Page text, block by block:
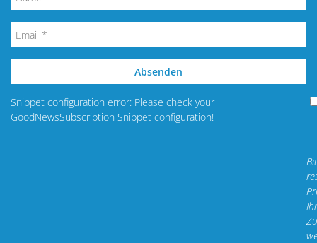
Absenden
Snippet configuration error: Please check your
GoodNewsSubscription Snippet configuration!